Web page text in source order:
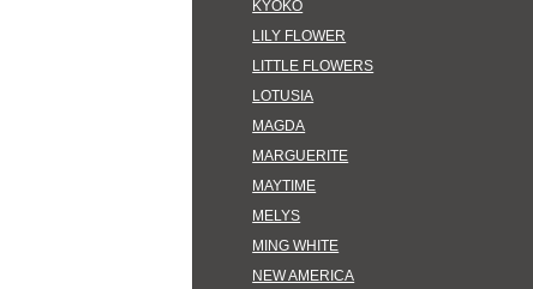
KYOKO
LILY FLOWER
LITTLE FLOWERS
LOTUSIA
MAGDA
MARGUERITE
MAYTIME
MELYS
MING WHITE
NEW AMERICA